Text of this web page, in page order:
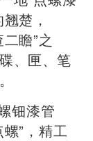
楚，
瞻”之
、匣、笔
钿漆管
”，精工